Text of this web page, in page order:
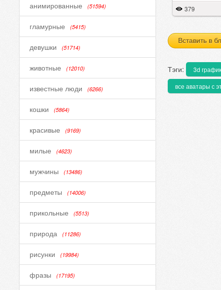
анимированные (51594)
гламурные (5415)
девушки (51714)
животные (12010)
известные люди (6266)
кошки (5864)
красивые (9169)
милые (4623)
мужчины (13486)
предметы (14006)
прикольные (5513)
природа (11286)
рисунки (19984)
фразы (17195)
379
Вставить в
Тэги:
3d
все аватары с